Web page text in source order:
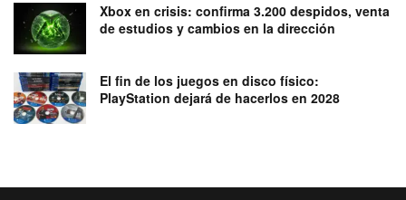
Xbox en crisis: confirma 3.200 despidos, venta
de estudios y cambios en la dirección
El fin de los juegos en disco físico:
PlayStation dejará de hacerlos en 2028